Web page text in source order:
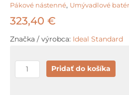
Pákové nástenné, Umývadlové
323,40 €
Značka / výrobca: Ideal Standard
množstvo
Ideal
Pridať do košíka